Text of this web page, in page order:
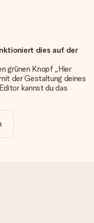
dies auf der
grünen Knopf „Hier
der Gestaltung deines
kannst du das
um deinem
verleihen.
deinem Geschenk
qualitativ
du dir nicht sicher
aufweist, wende